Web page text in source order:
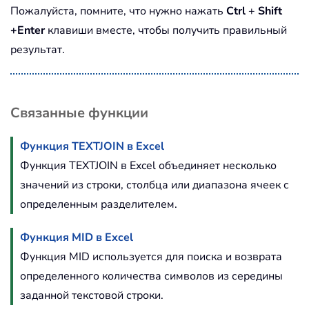
Пожалуйста, помните, что нужно нажать Ctrl+ Shift
+Enterклавиши вместе, чтобы получить правильный
результат.
Связанные функции
Функция TEXTJOIN в Excel
Функция TEXTJOIN в Excel объединяет несколько
значений из строки, столбца или диапазона ячеек с
определенным разделителем.
Функция MID в Excel
Функция MID используется для поиска и возврата
определенного количества символов из середины
заданной текстовой строки.